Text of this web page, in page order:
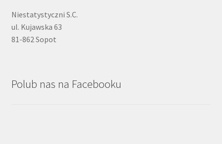
Niestatystyczni S.C.
ul. Kujawska 63
81-862 Sopot
Polub nas na Facebooku